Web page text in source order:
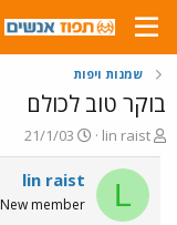
שמנות ויפות
בוקר טוב לכולם
פ
ו
ת
ח
ה
lin raist
פ
ו
ר
ם
21/1/03
L
lin raist
New member